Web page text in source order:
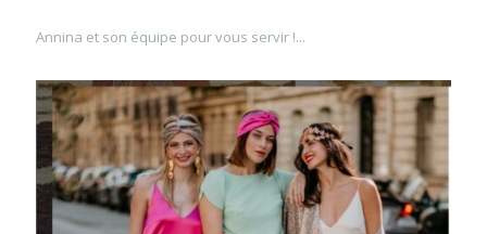
Annina et son équipe pour vous servir !...